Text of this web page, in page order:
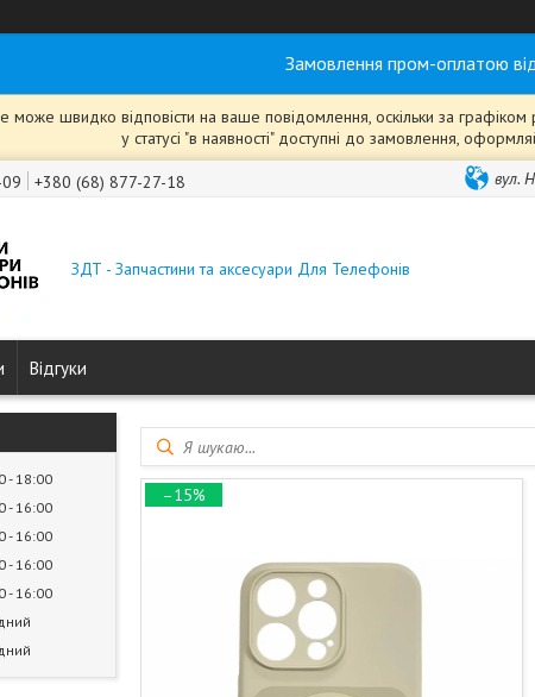
Замовлення пром-оплатою
може швидко відповісти на ваше повідомлення, оскільки за
у статусі "в наявності" доступні до замовлення,
+380 (68) 877-27-18 вул.
ЗДТ - Запчастини та аксесуари Для Телефонів
Відгуки
18:00
16:00
16:00
16:00
16:00
–15%